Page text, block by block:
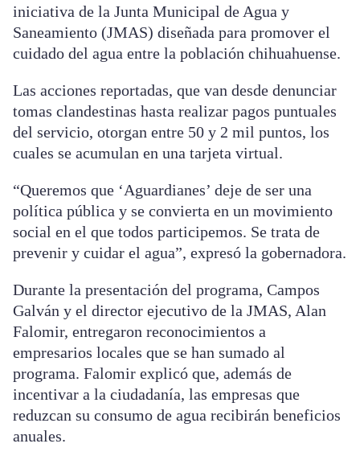
iniciativa de la Junta Municipal de Agua y
Saneamiento (JMAS) diseñada para promover el
cuidado del agua entre la población chihuahuense.
Las acciones reportadas, que van desde denunciar
tomas clandestinas hasta realizar pagos puntuales
del servicio, otorgan entre 50 y 2 mil puntos, los
cuales se acumulan en una tarjeta virtual.
“Queremos que ‘Aguardianes’ deje de ser una
política pública y se convierta en un movimiento
social en el que todos participemos. Se trata de
prevenir y cuidar el agua”, expresó la gobernadora.
Durante la presentación del programa, Campos
Galván y el director ejecutivo de la JMAS, Alan
Falomir, entregaron reconocimientos a
empresarios locales que se han sumado al
programa. Falomir explicó que, además de
incentivar a la ciudadanía, las empresas que
reduzcan su consumo de agua recibirán beneficios
anuales.